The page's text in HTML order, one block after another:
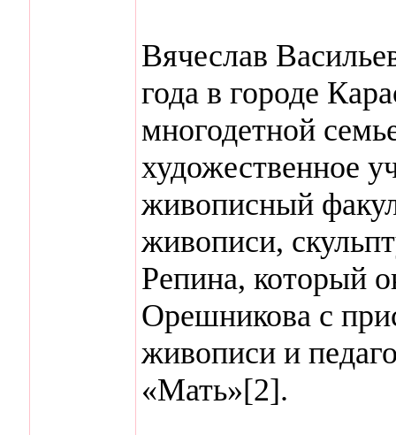
Вячеслав
года в городе
многодетной
художественное
живописный
живописи,
Репина, который
Орешникова с
живописи и
«Мать»[2].